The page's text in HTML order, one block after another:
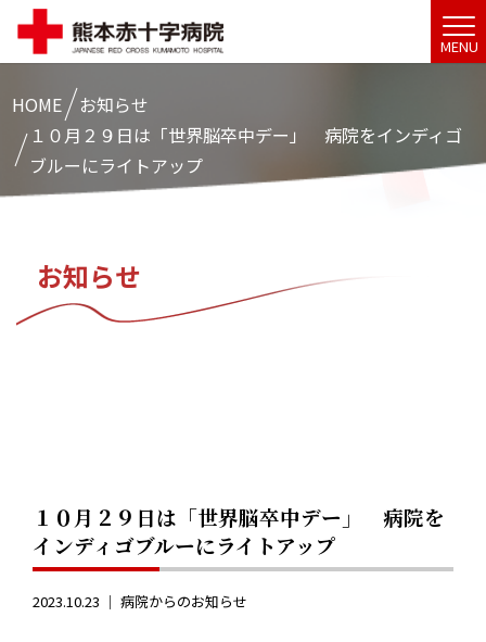
MENU
HOME
お知らせ
１０月２９日は「世界脳卒中デー」 病院をインディゴ
ブルーにライトアップ
お知らせ
１０月２９日は「世界脳卒中デー」 病院を
インディゴブルーにライトアップ
2023.10.23 ｜病院からのお知らせ